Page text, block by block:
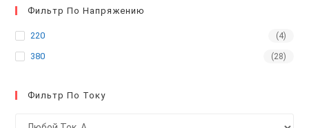
Фильтр По Напряжению
220 (4)
380 (28)
Фильтр По Току